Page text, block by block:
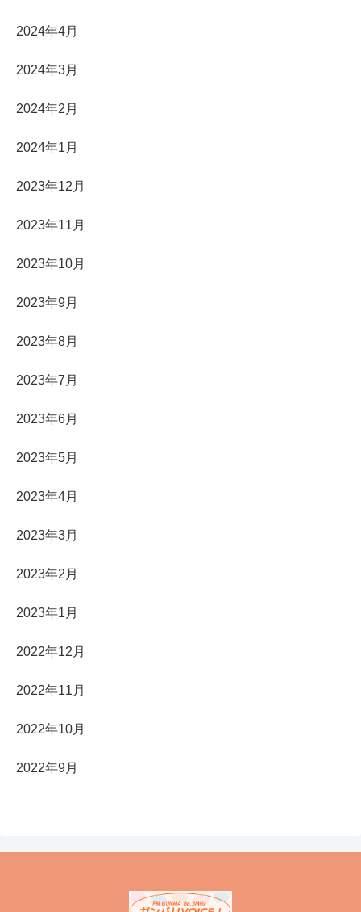
2024年4月
2024年3月
2024年2月
2024年1月
2023年12月
2023年11月
2023年10月
2023年9月
2023年8月
2023年7月
2023年6月
2023年5月
2023年4月
2023年3月
2023年2月
2023年1月
2022年12月
2022年11月
2022年10月
2022年9月